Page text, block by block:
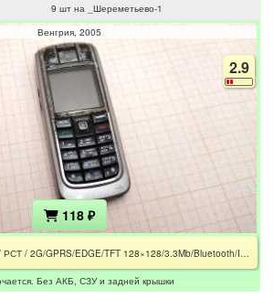
9 шт на _Шереметьево-1
Венгрия 2005
2.9
118 ₽
6021 / RM-94 / CE / РСТ / 2G/GPRS/EDGE/TFT 128×128/3.3Mb/Bluetooth/IRDA/USB/760mAh / Без АКБ, СЗУ и задней крышки
Без АКБ, СЗУ и задней крышки